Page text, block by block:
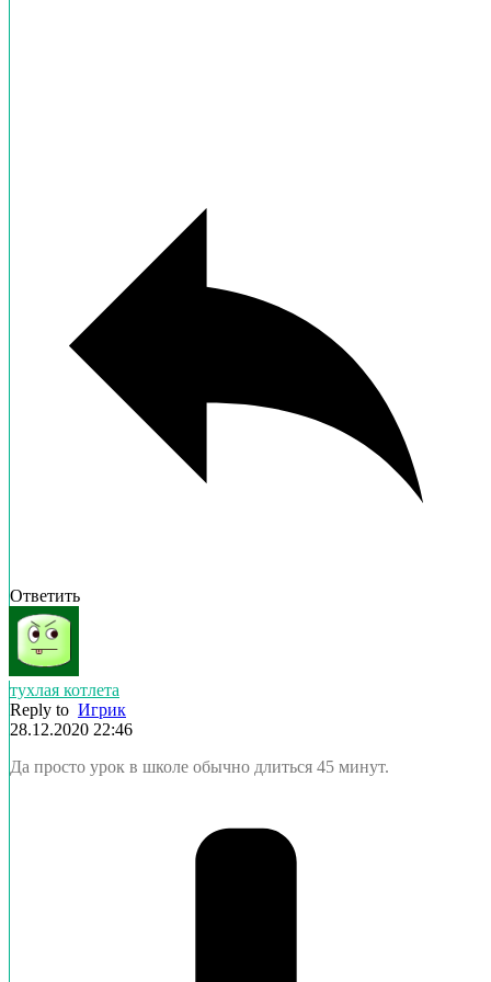
Ответить
тухлая котлета
Reply to Игрик
28.12.2020 22:46
Да просто урок в школе обычно длиться 45 минут.